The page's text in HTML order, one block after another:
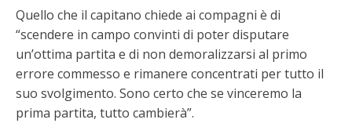
Quello che il capitano chiede ai compagni è di
“scendere in campo convinti di poter disputare
un’ottima partita e di non demoralizzarsi al primo
errore commesso e rimanere concentrati per tutto il
suo svolgimento. Sono certo che se vinceremo la
prima partita, tutto cambierà”.